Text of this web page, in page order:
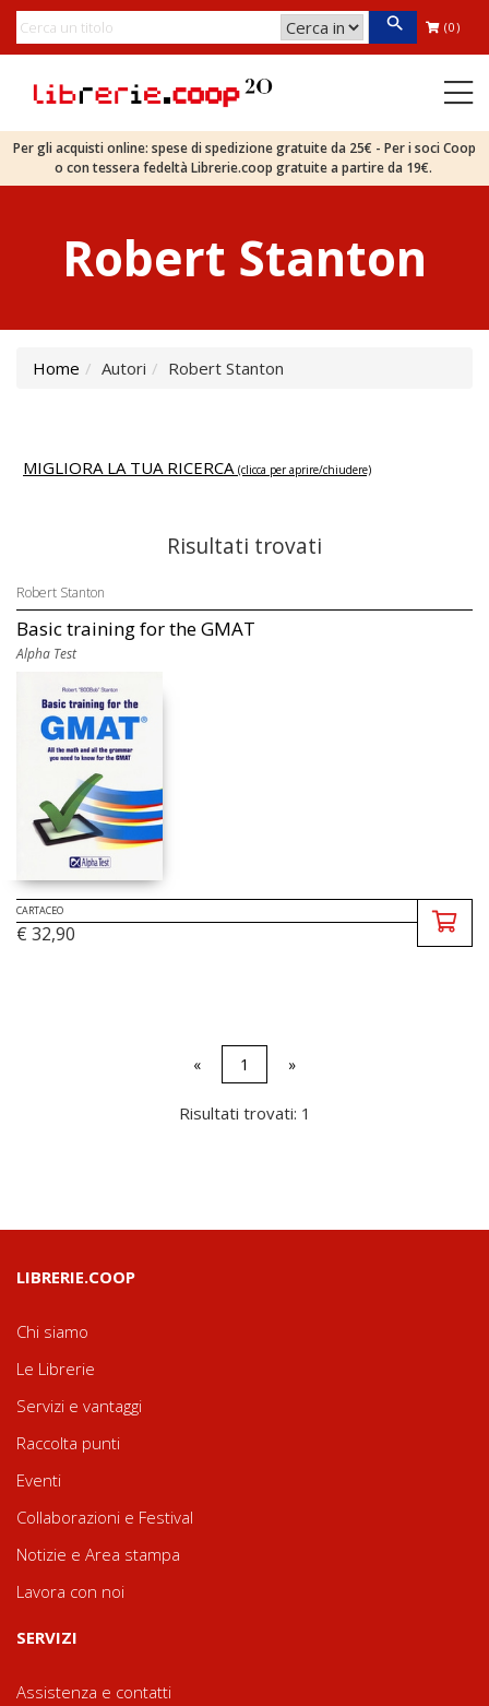
(0)
Per gli acquisti online: spese di spedizione gratuite da 25€ - Per i soci Coop
o con tessera fedeltà Librerie.coop gratuite a partire da 19€.
Robert Stanton
Home Autori Robert Stanton
MIGLIORA LA TUA RICERCA (clicca per aprire/chiudere)
Risultati trovati
Robert Stanton
Basic training for the GMAT
Alpha Test
CARTACEO
€ 32,90
« 1 »
Risultati trovati: 1
LIBRERIE.COOP
Chi siamo
Le Librerie
Servizi e vantaggi
Raccolta punti
Eventi
Collaborazioni e Festival
Notizie e Area stampa
Lavora con noi
SERVIZI
Assistenza e contatti